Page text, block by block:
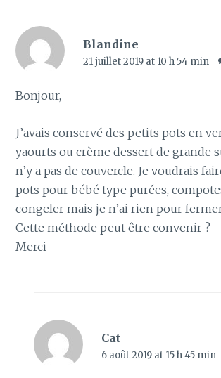
Blandine
21 juillet 2019 at 10 h 54 min
Bonjour,
J’avais conservé des petits pots en
yaourts ou crème dessert de grande
n’y a pas de couvercle. Je voudrais
pots pour bébé type purées,
congeler mais je n’ai rien pour
Cette méthode peut être convenir ?
Merci
Cat
6 août 2019 at 15 h 45 min